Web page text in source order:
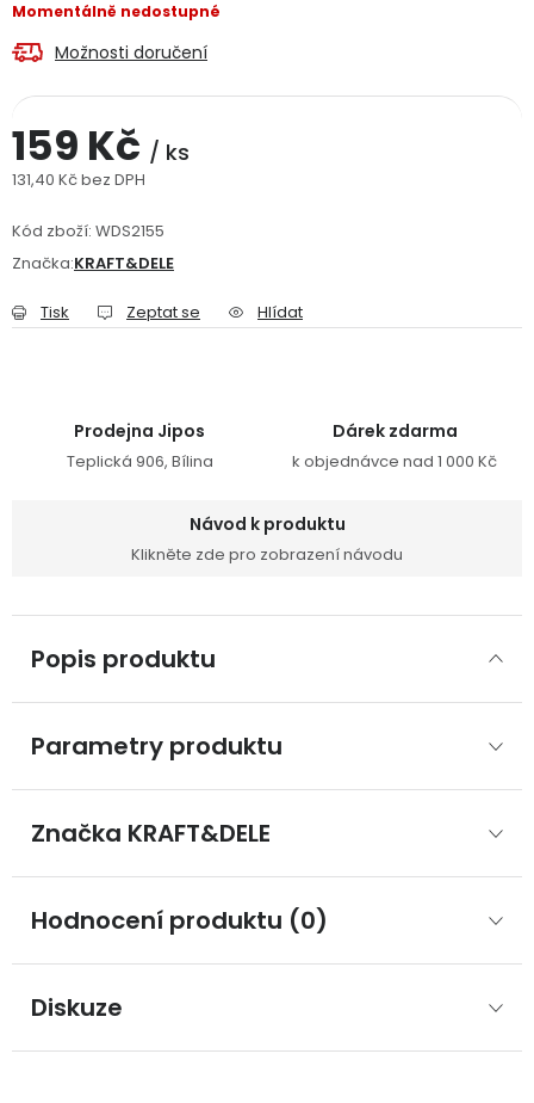
Reklamační formulář
Momentálně nedostupné
Možnosti doručení
159 Kč / ks
131,40 Kč bez DPH
Kód zboží: WDS2155
Značka:KRAFT&DELE
Tisk Zeptat se Hlídat
Prodejna Jipos
Teplická 906, Bílina
Dárek zdarma
k objednávce nad 1 000 Kč
Návod k produktu
Klikněte zde pro zobrazení návodu
Popis produktu
Parametry produktu
Značka KRAFT&DELE
Hodnocení produktu (0)
Diskuze